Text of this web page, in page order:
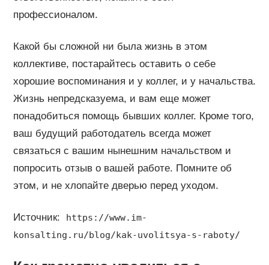
профессионалом.
Какой бы сложной ни была жизнь в этом
коллективе, постарайтесь оставить о себе
хорошие воспоминания и у коллег, и у начальства.
Жизнь непредсказуема, и вам еще может
понадобиться помощь бывших коллег. Кроме того,
ваш будущий работодатель всегда может
связаться с вашим нынешним начальством и
попросить отзыв о вашей работе. Помните об
этом, и не хлопайте дверью перед уходом.
Источник:
https://www.im-
konsalting.ru/blog/kak-uvolitsya-s-raboty/